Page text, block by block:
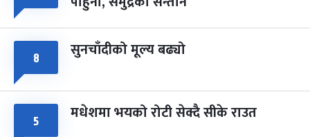
८ सुनचाँदीको मूल्य बढ्यो
५ मधेशमा भयको रोटी सेक्दै सीके राउत